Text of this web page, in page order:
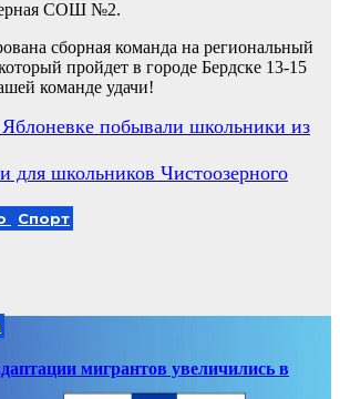
СОШ №2.
сборная команда на региональный
пройдет в городе Бердске 13-15
команде удачи!
побывали школьники из
для школьников Чистоозерного
Спорт
мигрантов увеличились в